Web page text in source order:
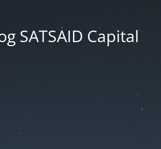
SATSAID Capital